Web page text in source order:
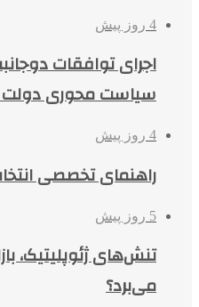
4 روز پیش
اجرای توافقات
سیاست محوری دولت
4 روز پیش
راهنمای تخصصی
5 روز پیش
تنش‌های ژئوپلیتیک،
می‌برد؟